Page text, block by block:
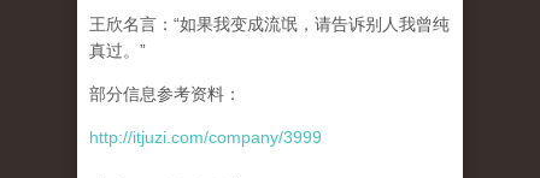
王欣名言：“如果我变成流氓，请告诉别人我曾纯
真过。”
部分信息参考资料：
http://itjuzi.com/company/3999